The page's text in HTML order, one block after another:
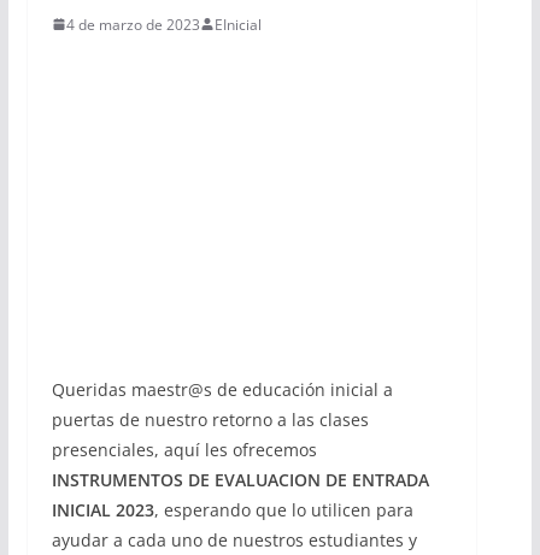
4 de marzo de 2023 EInicial
Queridas maestr@s de educación inicial a
puertas de nuestro retorno a las clases
presenciales, aquí les ofrecemos
INSTRUMENTOS DE EVALUACION DE ENTRADA
INICIAL 2023, esperando que lo utilicen para
ayudar a cada uno de nuestros estudiantes y